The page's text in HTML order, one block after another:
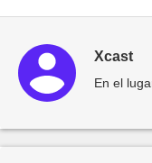
Xcast
En el